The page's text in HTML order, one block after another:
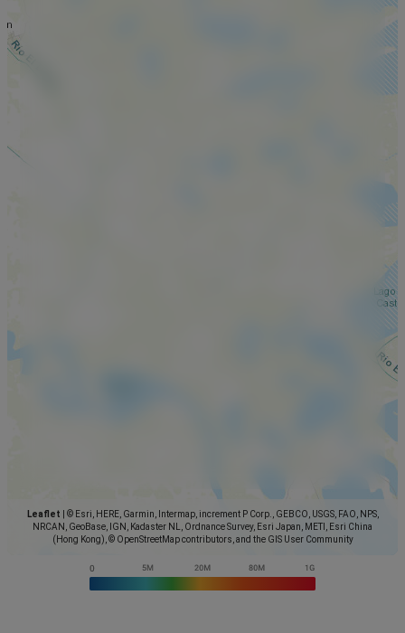
Leaflet
© Esri, HERE, Garmin, Intermap, increment P Corp., GEBCO, USGS, FAO, NPS,
NRCAN, GeoBase, IGN, Kadaster NL, Ordnance Survey, Esri Japan, METI, Esri China
(Hong Kong), © OpenStreetMap contributors, and the GIS User Community